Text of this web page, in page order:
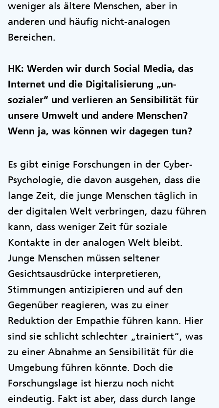
weniger als ältere Menschen, aber in
anderen und häufig nicht-analogen
Bereichen.
HK: Werden wir durch Social Media, das
Internet und die Digitalisierung „un-
sozialer“ und verlieren an Sensibilität für
unsere Umwelt und andere Menschen?
Wenn ja, was können wir dagegen tun?
Es gibt einige Forschungen in der Cyber-
Psychologie, die davon ausgehen, dass die
lange Zeit, die junge Menschen täglich in
der digitalen Welt verbringen, dazu führen
kann, dass weniger Zeit für soziale
Kontakte in der analogen Welt bleibt.
Junge Menschen müssen seltener
Gesichtsausdrücke interpretieren,
Stimmungen antizipieren und auf den
Gegenüber reagieren, was zu einer
Reduktion der Empathie führen kann. Hier
sind sie schlicht schlechter „trainiert“, was
zu einer Abnahme an Sensibilität für die
Umgebung führen könnte. Doch die
Forschungslage ist hierzu noch nicht
eindeutig. Fakt ist aber, dass durch lange